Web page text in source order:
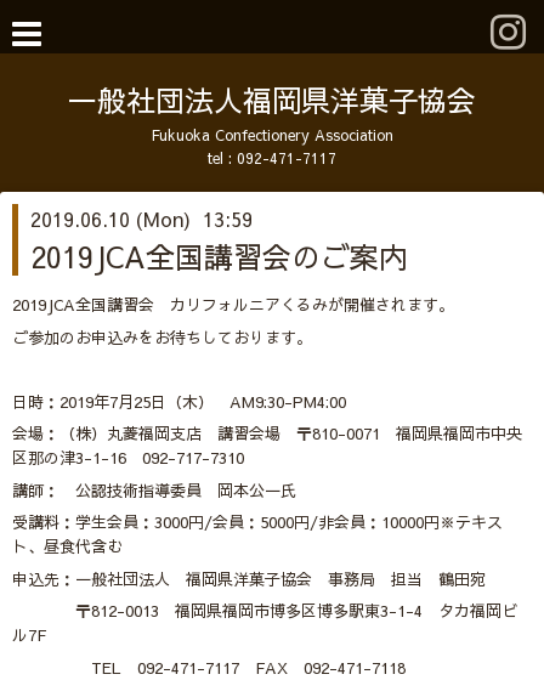
一般社団法人福岡県洋菓子協会
Fukuoka Confectionery Association
tel : 092-471-7117
2019.06.10 (Mon) 13:59
2019JCA全国講習会のご案内
2019JCA全国講習会 カリフォルニアくるみが開催されます。
ご参加のお申込みをお待ちしております。
日時：2019年7月25日（木） AM9:30-PM4:00
会場：（株）丸菱福岡支店 講習会場 〒810-0071 福岡県福岡市中央
区那の津3-1-16 092-717-7310
講師： 公認技術指導委員 岡本公一氏
受講料：学生会員：3000円/会員：5000円/非会員：10000円※テキス
ト、昼食代含む
申込先：一般社団法人 福岡県洋菓子協会 事務局 担当 鶴田宛
〒812-0013 福岡県福岡市博多区博多駅東3-1-4 タカ福岡ビ
ル7F
TEL 092-471-7117 FAX 092-471-7118